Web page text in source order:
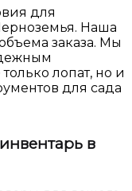
для
Наша
заказа. Мы
лопат, но и
для сада
в